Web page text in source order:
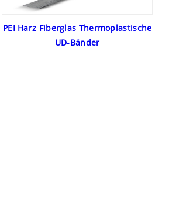
PEI Harz Fiberglas Thermoplastische
UD-Bänder